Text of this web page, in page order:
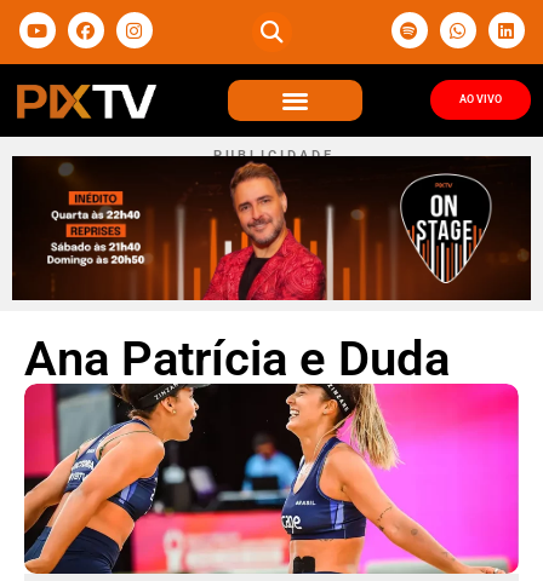
AO VIVO
P U B L I C I D A D E
Ana Patrícia e Duda